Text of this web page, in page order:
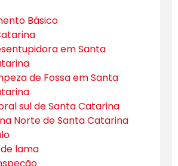
Básico
em Santa
de Fossa em Santa
sul de Santa Catarina
Norte de Santa Catarina
lama